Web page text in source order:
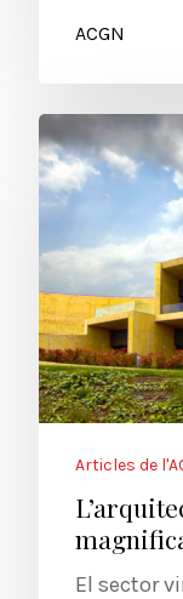
ACGN
Articles de
El sector